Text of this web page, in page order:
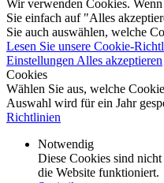
Wir verwenden Cookies.
Sie einfach auf "Alles
Sie auch auswählen, welche
Lesen Sie unsere Cookie-
Einstellungen Alles akzeptieren
Cookies
Wählen Sie aus, welche
Auswahl wird für ein Jahr
Richtlinien
Notwendig
Diese Cookies sind
die Website funktioniert.